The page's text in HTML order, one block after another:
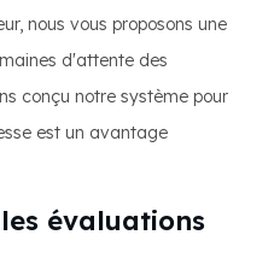
nous vous proposons une
d'attente des
conçu notre système pour
est un avantage
évaluations